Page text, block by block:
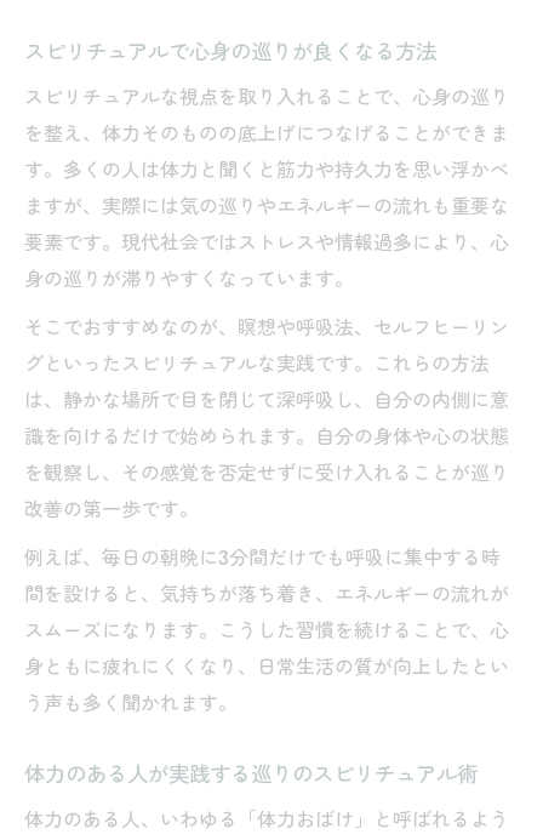
スピリチュアルで心身の巡りが良くなる方法
スピリチュアルな視点を取り入れることで、心身の巡り
を整え、体力そのものの底上げにつなげることができま
す。多くの人は体力と聞くと筋力や持久力を思い浮かべ
ますが、実際には気の巡りやエネルギーの流れも重要な
要素です。現代社会ではストレスや情報過多により、心
身の巡りが滞りやすくなっています。
そこでおすすめなのが、瞑想や呼吸法、セルフヒーリン
グといったスピリチュアルな実践です。これらの方法
は、静かな場所で目を閉じて深呼吸し、自分の内側に意
識を向けるだけで始められます。自分の身体や心の状態
を観察し、その感覚を否定せずに受け入れることが巡り
改善の第一歩です。
例えば、毎日の朝晩に3分間だけでも呼吸に集中する時
間を設けると、気持ちが落ち着き、エネルギーの流れが
スムーズになります。こうした習慣を続けることで、心
身ともに疲れにくくなり、日常生活の質が向上したとい
う声も多く聞かれます。
体力のある人が実践する巡りのスピリチュアル術
体力のある人、いわゆる「体力おばけ」と呼ばれるよう